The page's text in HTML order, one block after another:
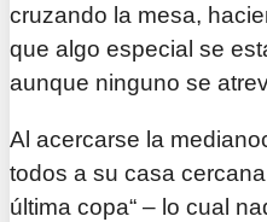
cruzando la mesa,
que algo especial se
aunque ninguno se
Al acercarse la
todos a su casa
última copa“ – lo cual